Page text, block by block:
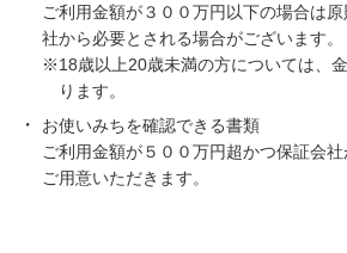
ご利用金額が３００万円以下の場合は
社から必要とされる場合がございます。
※18歳以上20歳未満の方については、
ります。
お使いみちを確認できる書類
ご利用金額が５００万円超かつ保証会
ご用意いただきます。